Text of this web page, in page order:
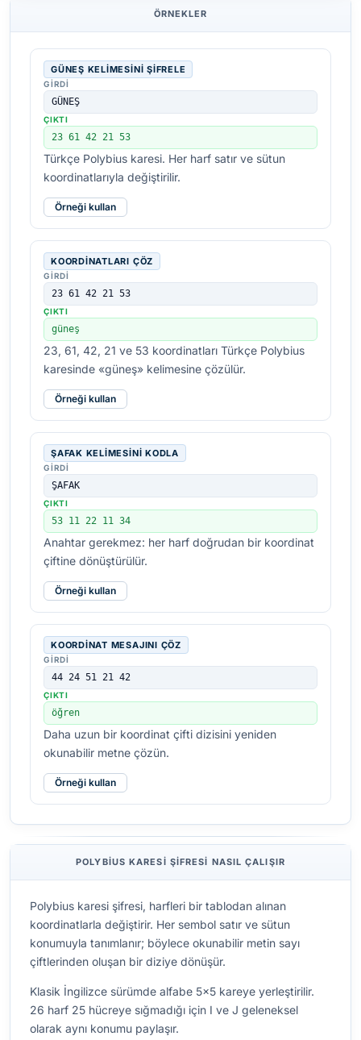
ÖRNEKLER
GÜNEŞ KELIMESINI ŞIFRELE
GIRDI
GÜNEŞ
ÇIKTI
23 61 42 21 53
Türkçe Polybius karesi. Her harf satır ve sütun
koordinatlarıyla değiştirilir.
Örneği kullan
KOORDINATLARI ÇÖZ
GIRDI
23 61 42 21 53
ÇIKTI
güneş
23, 61, 42, 21 ve 53 koordinatları Türkçe Polybius
karesinde «güneş» kelimesine çözülür.
Örneği kullan
ŞAFAK KELIMESINI KODLA
GIRDI
ŞAFAK
ÇIKTI
53 11 22 11 34
Anahtar gerekmez: her harf doğrudan bir koordinat
çiftine dönüştürülür.
Örneği kullan
KOORDINAT MESAJINI ÇÖZ
GIRDI
44 24 51 21 42
ÇIKTI
öğren
Daha uzun bir koordinat çifti dizisini yeniden
okunabilir metne çözün.
Örneği kullan
POLYBIUS KARESI ŞIFRESI NASIL ÇALIŞIR
Polybius karesi şifresi, harfleri bir tablodan alınan
koordinatlarla değiştirir. Her sembol satır ve sütun
konumuyla tanımlanır; böylece okunabilir metin sayı
çiftlerinden oluşan bir diziye dönüşür.
Klasik İngilizce sürümde alfabe 5×5 kareye yerleştirilir.
26 harf 25 hücreye sığmadığı için I ve J geleneksel
olarak aynı konumu paylaşır.